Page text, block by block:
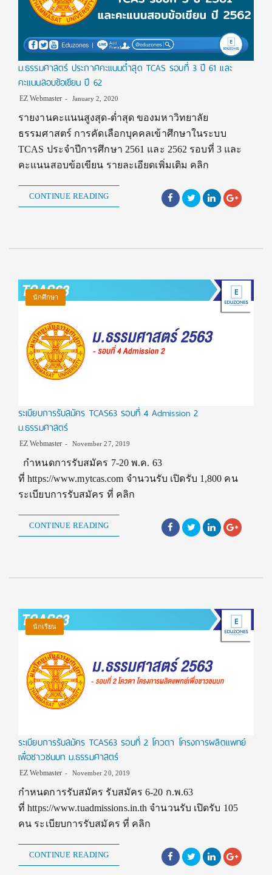
ม.ธรรมศาสตร์ ประกาศคะแนนต่ำสุด TCAS รอบที่ 3 ปี 61 และ
คะแนนสอบข้อเขียน ปี 62
EZ Webmaster January 2, 2020
รายงานคะแนนสูงสุด-ต่ำสุด ของมหาวิทยาลัย
ธรรมศาสตร์ การคัดเลือกบุคคลเข้าศึกษาในระบบ
TCAS ประจำปีการศึกษา 2561 และ 2562 รอบที่ 3 และ
คะแนนสอบข้อเขียน รายละเอียดเพิ่มเติม คลิก
CONTINUE READING
นักศึกษา
ระเบียบการรับสมัคร TCAS63 รอบที่ 4 Admission 2
ม.ธรรมศาสตร์
EZ Webmaster November 27, 2019
กำหนดการรับสมัคร 7-20 พ.ค. 63
ที่ https://www.mytcas.com จำนวนรับ เปิดรับ 1,800 คน
ระเบียบการรับสมัคร ที่ คลิก
CONTINUE READING
นักเรียน
ระเบียบการรับสมัคร TCAS63 รอบที่ 2 โควตา โครงการผลิตแพทย์
เพื่อชาวชนบท ม.ธรรมศาสตร์
EZ Webmaster November 20, 2019
กำหนดการรับสมัคร รับสมัคร 6-20 ก.พ.63
ที่ https://www.tuadmissions.in.th จำนวนรับ เปิดรับ 105
คน ระเบียบการรับสมัคร ที่ คลิก
CONTINUE READING